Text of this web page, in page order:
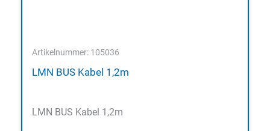
Artikelnummer: 105036
LMN BUS Kabel 1,2m
LMN BUS Kabel 1,2m